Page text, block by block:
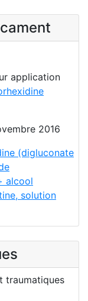
application
2016
(digluconate
alcool
solution
traumatiques